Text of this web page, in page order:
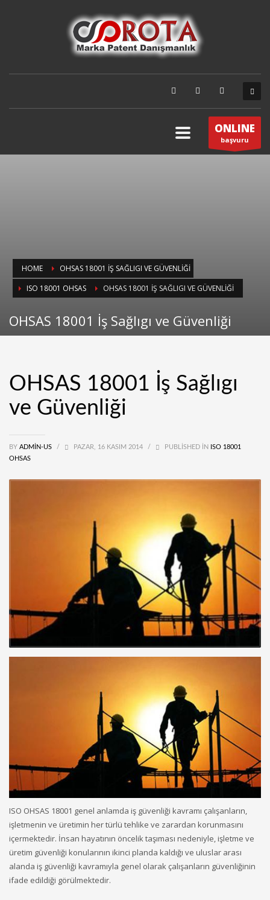
ONLINE
başvuru
HOME
OHSAS 18001 İŞ SAĞLIGI VE GÜVENLIĞI
ISO 18001 OHSAS
OHSAS 18001 İŞ SAĞLIGI VE GÜVENLIĞI
OHSAS 18001 İş Sağlıgı ve Güvenliği
OHSAS 18001 İş Sağlıgı
ve Güvenliği
BY ADMIN-US / PAZAR, 16 KASIM 2014 / PUBLISHED IN
ISO 18001
OHSAS
ISO OHSAS 18001 genel anlamda iş güvenliği kavramı çalışanların,
işletmenin ve üretimin her türlü tehlike ve zarardan korunmasını
içermektedir. İnsan hayatının öncelik taşıması nedeniyle, işletme ve
üretim güvenliği konularının ikinci planda kaldığı ve uluslar arası
alanda iş güvenliği kavramıyla genel olarak çalışanların güvenliğinin
ifade edildiği görülmektedir.